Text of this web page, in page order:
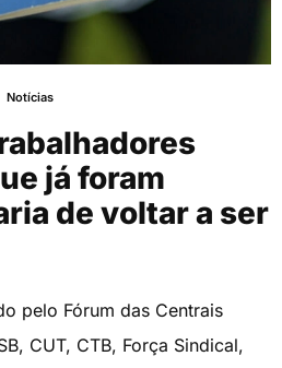
Notícias
já foram
de voltar a ser
pelo Fórum das Centrais
CUT, CTB, Força Sindical,